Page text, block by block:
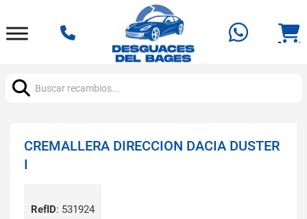
CREMALLERA DIRECCION DACIA DUSTER
I
RefID: 531924